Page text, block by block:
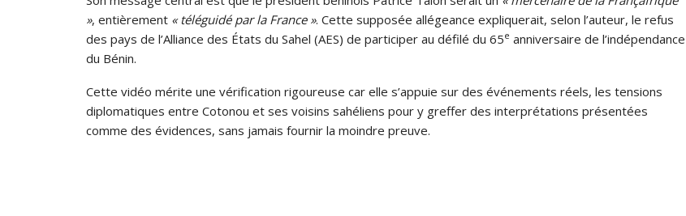
», entièrement « téléguidé par la France ». Cette supposée allégeance expliquerait, selon l’auteur, le refus
des pays de l’Alliance des États du Sahel (AES) de participer au défilé du 65e anniversaire de l’indépendance
du Bénin.
Cette vidéo mérite une vérification rigoureuse car elle s’appuie sur des événements réels, les tensions
diplomatiques entre Cotonou et ses voisins sahéliens pour y greffer des interprétations présentées
comme des évidences, sans jamais fournir la moindre preuve.